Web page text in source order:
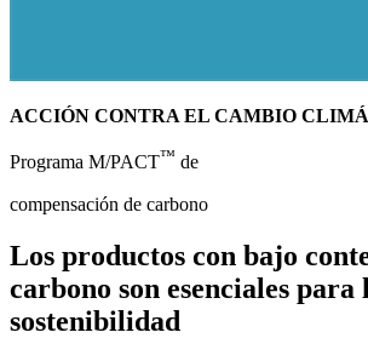
ACCIÓN CONTRA EL CAMBIO
Programa M/PACT™ de
compensación de carbono
Los productos con bajo
carbono son esenciales para
sostenibilidad